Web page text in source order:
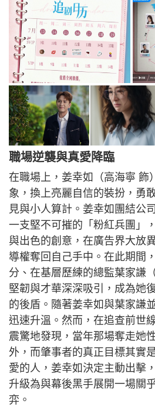
職場逆襲與真愛降臨
在職場上，姜幸如（高海寧 飾
象，換上亮麗自信的裝扮，勇
見與小人算計。姜幸如團結公
一支堅不可摧的「粉紅兵團」
與出色的創意，在廣告界大放
導權奪回自己手中。在此期間
分、在基層歷練的總監葉家謙
堅韌與才華深深吸引，成為她
的後盾。隨著姜幸如與葉家謙
迅速升溫。然而，在追查前世
震驚地發現，當年那場奪走她
外，而肇事者的真正目標其實
愛的人，姜幸如決定主動出擊
升級為與幕後黑手展開一場關
弈。